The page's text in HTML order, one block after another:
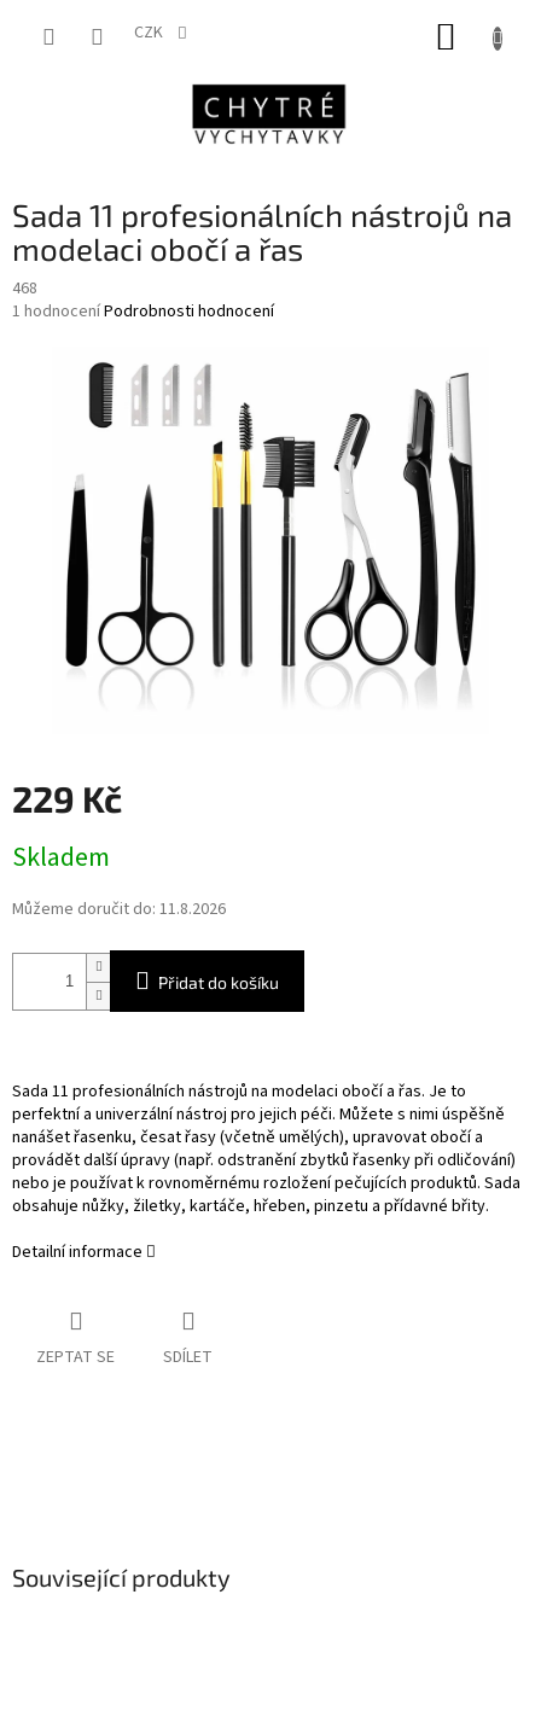
CZK
Sada 11 profesionálních nástrojů na
modelaci obočí a řas
468
Průměrné
hvězdiček.
1 hodnoceníPodrobnosti hodnocení
229 Kč
cena:
Skladem
Můžeme doručit do: 11.8.2026
Přidat do košíku
Sada 11 profesionálních nástrojů na modelaci obočí a řas. Je to
perfektní a univerzální nástroj pro jejich péči. Můžete s nimi úspěšně
nanášet řasenku, česat řasy (včetně umělých), upravovat obočí a
provádět další úpravy (např. odstranění zbytků řasenky při odličování)
nebo je používat k rovnoměrnému rozložení pečujících produktů. Sada
obsahuje nůžky, žiletky, kartáče, hřeben, pinzetu a přídavné břity.
Detailní informace
ZEPTAT SE SDÍLET
Související produkty